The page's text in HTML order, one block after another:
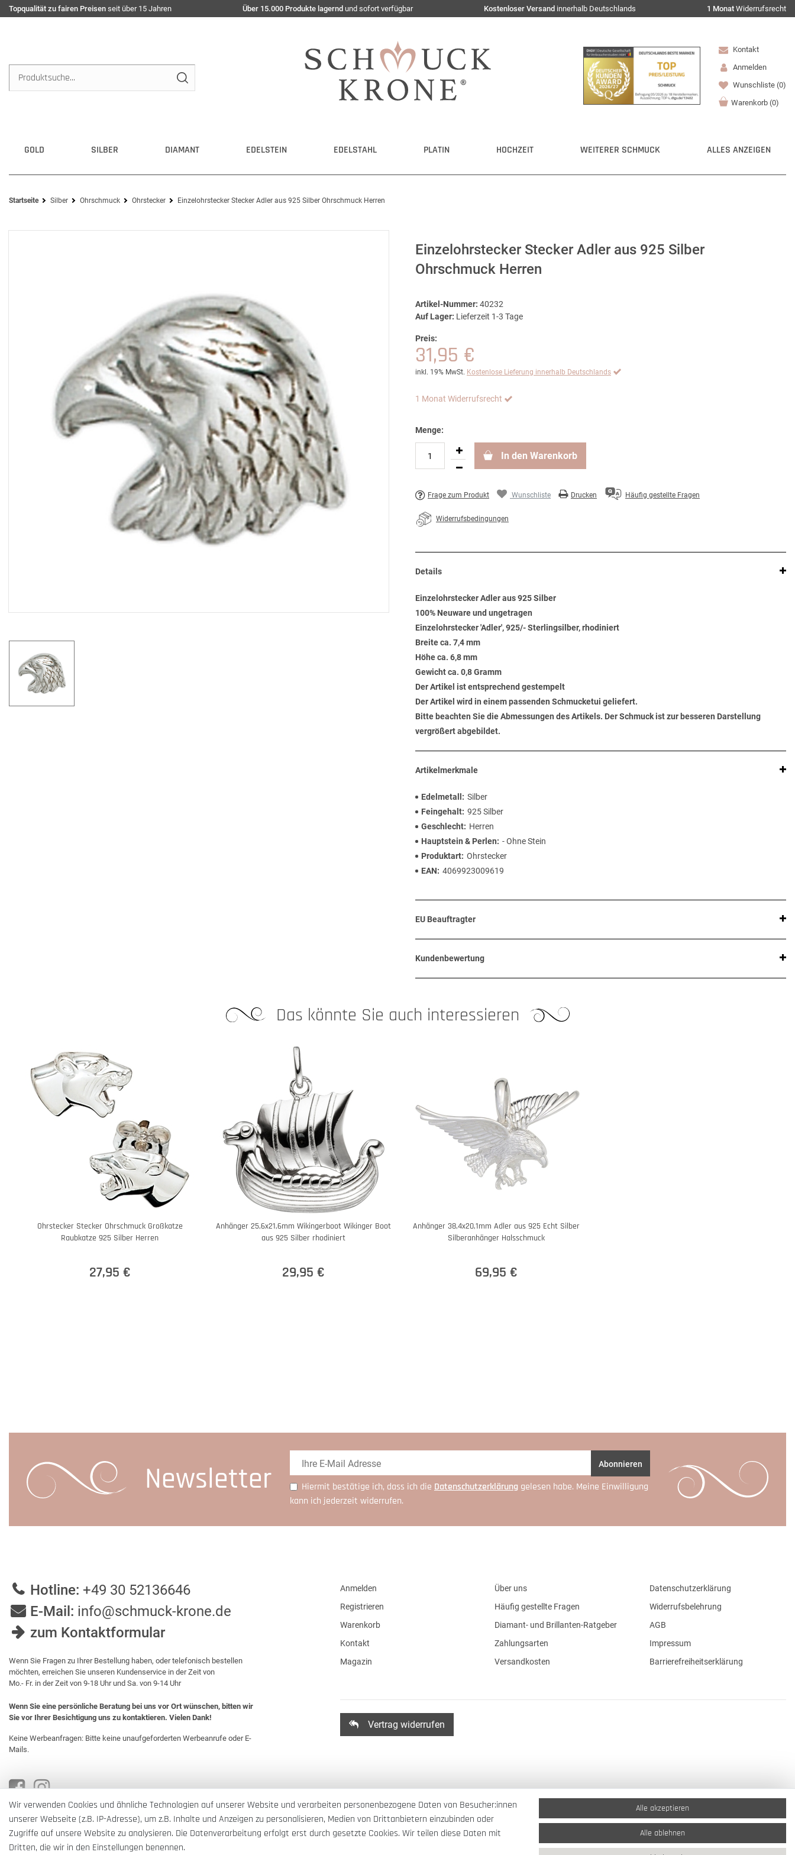
Topqualität zu fairen Preisen seit über 15 Jahren Über 15.000 Produkte lagernd und sofort verfügbar Kostenloser Versand innerhalb Deutschlands 1 Monat Widerrufsrecht
Kontakt
Anmelden
Wunschliste (0)
Warenkorb (0)
GOLD SILBER DIAMANT EDELSTEIN EDELSTAHL PLATIN HOCHZEIT WEITERER SCHMUCK ALLES ANZEIGEN
Startseite Silber Ohrschmuck Ohrstecker Einzelohrstecker Stecker Adler aus 925 Silber Ohrschmuck Herren
Einzelohrstecker Stecker Adler aus 925 Silber
Ohrschmuck Herren
Artikel-Nummer: 40232
Auf Lager: Lieferzeit 1-3 Tage
Preis:
31,95 €
inkl. 19% MwSt. Kostenlose Lieferung innerhalb Deutschlands
1 Monat Widerrufsrecht
Menge:
In den Warenkorb
Frage zum Produkt Wunschliste Drucken Häufig gestellte Fragen
Widerrufsbedingungen
Details
Einzelohrstecker Adler aus 925 Silber
100% Neuware und ungetragen
Einzelohrstecker 'Adler', 925/- Sterlingsilber, rhodiniert
Breite ca. 7,4 mm
Höhe ca. 6,8 mm
Gewicht ca. 0,8 Gramm
Der Artikel ist entsprechend gestempelt
Der Artikel wird in einem passenden Schmucketui geliefert.
Bitte beachten Sie die Abmessungen des Artikels. Der Schmuck ist zur besseren Darstellung
vergrößert abgebildet.
Artikelmerkmale
Edelmetall
Silber
Feingehalt 925 Silber
Geschlecht
Herren
Hauptstein & Perlen
- Ohne Stein
Produktart Ohrstecker
EAN
4069923009619
EU Beauftragter
Kundenbewertung
Das könnte Sie auch interessieren
Ohrstecker Stecker Ohrschmuck Großkatze
Raubkatze 925 Silber Herren
27,95 €
Anhänger 25,6x21,6mm Wikingerboot Wikinger Boot
aus 925 Silber rhodiniert
29,95 €
Anhänger 38,4x20,1mm Adler aus 925 Echt Silber
Silberanhänger Halsschmuck
69,95 €
Newsletter Abonnieren
Hiermit bestätige ich, dass ich die Daten­schutz­erklärung gelesen habe. Meine Einwilligung
kann ich jederzeit widerrufen.
Hotline: +49 30 52136646
E-Mail: info@schmuck-krone.de
zum Kontaktformular
Wenn Sie Fragen zu Ihrer Bestellung haben, oder telefonisch bestellen
möchten, erreichen Sie unseren Kundenservice in der Zeit von
Mo.- Fr. in der Zeit von 9-18 Uhr und Sa. von 9-14 Uhr
Wenn Sie eine persönliche Beratung bei uns vor Ort wünschen, bitten wir
Sie vor Ihrer Besichtigung uns zu kontaktieren. Vielen Dank!
Keine Werbeanfragen: Bitte keine unaufgeforderten Werbeanrufe oder E-
Mails.
Anmelden
Registrieren
Warenkorb
Kontakt
Magazin
Über uns
Häufig gestellte Fragen
Diamant- und Brillanten-Ratgeber
Zahlungsarten
Versandkosten
Datenschutzerklärung
Widerrufsbelehrung
AGB
Impressum
Barrierefreiheitserklärung
Vertrag widerrufen
Wir verwenden Cookies und ähnliche Technologien auf unserer Website und verarbeiten personenbezogene Daten von Besucher:innen
unserer Webseite (z.B. IP-Adresse), um z.B. Inhalte und Anzeigen zu personalisieren, Medien von Drittanbietern einzubinden oder
Zugriffe auf unsere Website zu analysieren. Die Datenverarbeitung erfolgt erst durch gesetzte Cookies. Wir teilen diese Daten mit
Dritten, die wir in den Einstellungen benennen.
Alle akzeptieren
Alle ablehnen